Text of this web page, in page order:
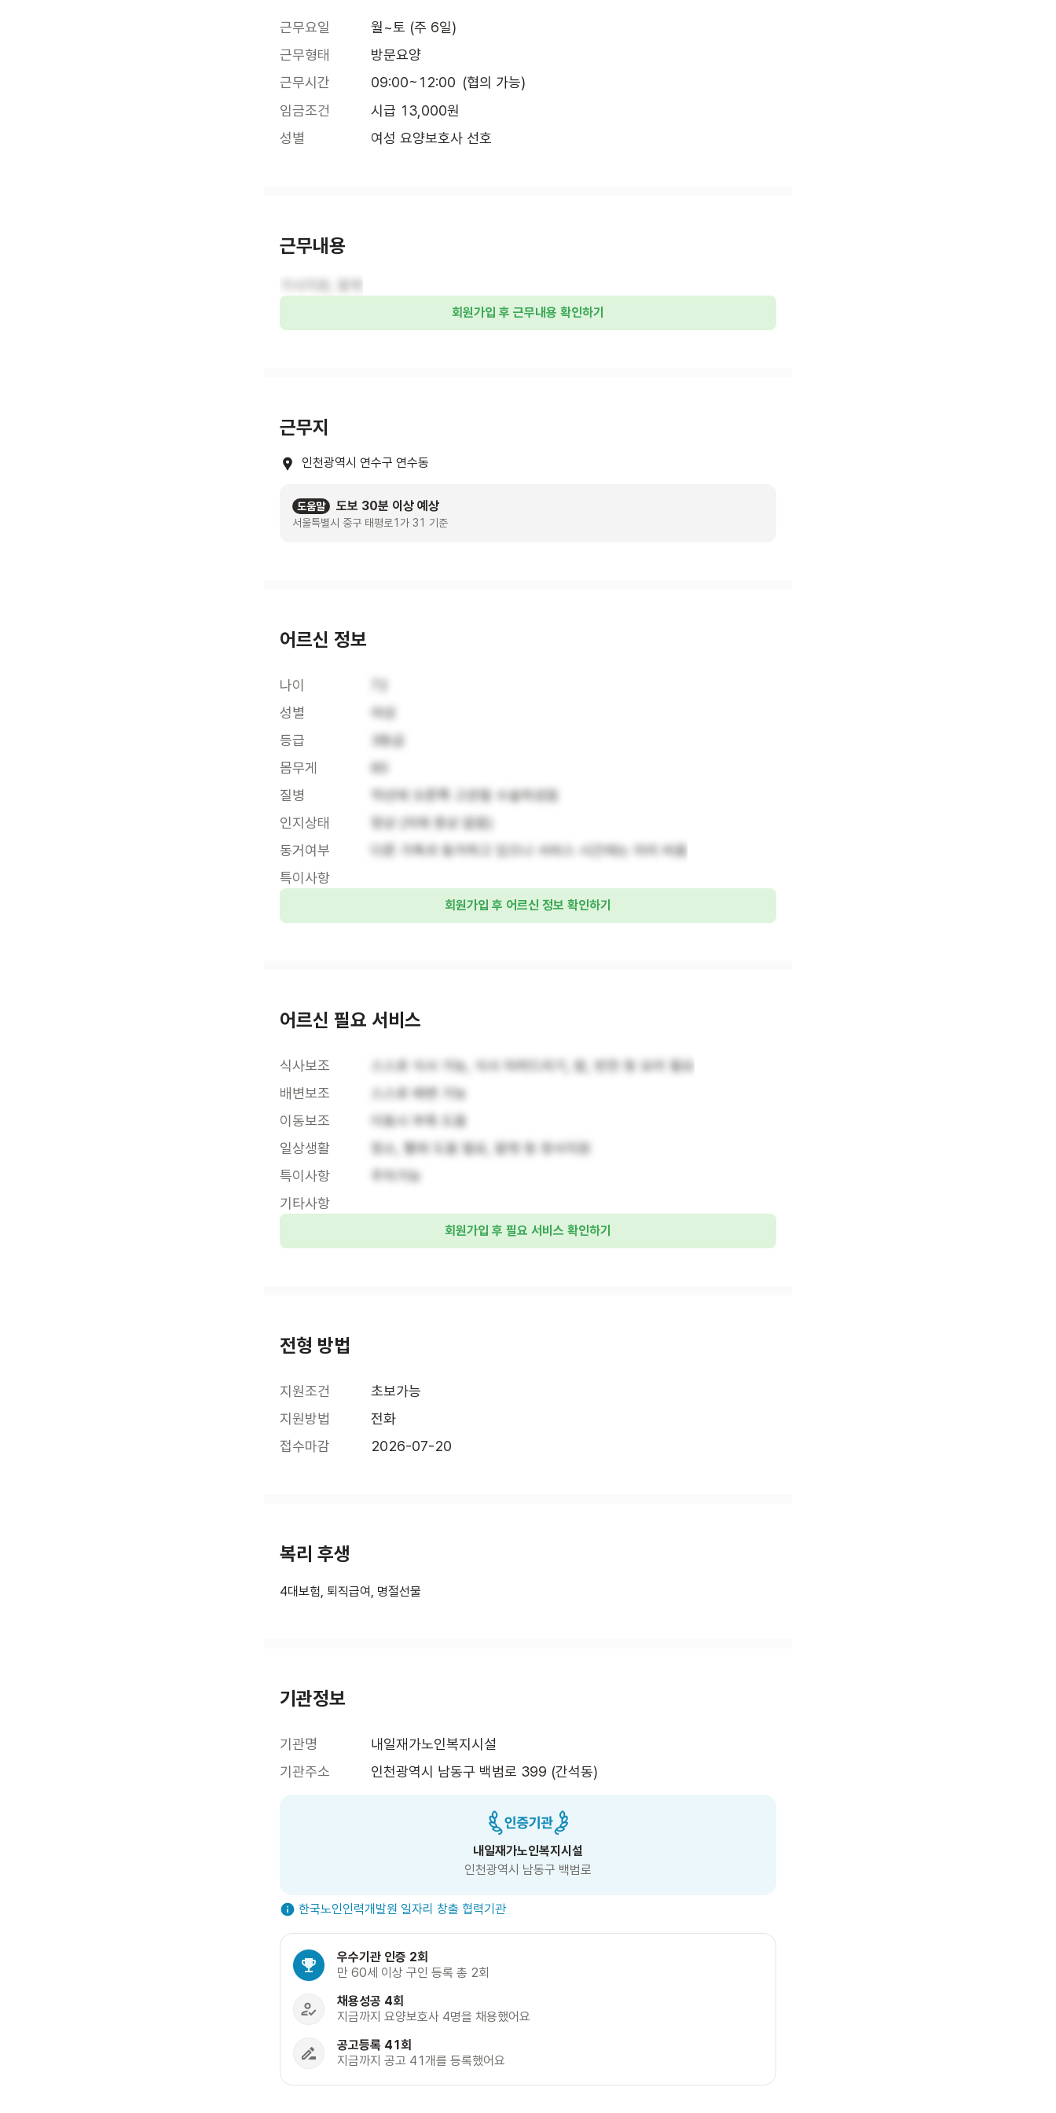
근무요일
월~토 (주 6일)
근무형태
방문요양
근무시간
09:00~12:00 (협의 가능)
임금조건
시급 13,000원
성별
여성 요양보호사 선호
근무내용
회원가입 후 근무내용 확인하기
근무지
인천광역시 연수구 연수동
도움말 도보 30분 이상 예상
서울특별시 중구 태평로1가 31 기준
어르신 정보
나이
성별
여성
등급
3등급
몸무게
60
질병
작년에 오른쪽 고관절 수술하셨음
인지상태
정상 (치매 증상 없음)
동거여부
다른 가족과 동거하고 있으나 서비스 시간에는 자리 비움
특이사항
회원가입 후 어르신 정보 확인하기
어르신 필요 서비스
식사보조
스스로 식사 가능, 식사 차려드리기, 밥, 반찬 등 요리 필요
배변보조
스스로 배변 가능
이동보조
이동시 부축 도움
일상생활
청소, 빨래 도움 필요, 말벗 등 정서지원
특이사항
주차가능
기타사항
회원가입 후 필요 서비스 확인하기
전형 방법
지원조건
초보가능
지원방법
전화
접수마감
2026-07-20
복리 후생
4대보험, 퇴직급여, 명절선물
기관정보
기관명
내일재가노인복지시설
기관주소
인천광역시 남동구 백범로 399 (간석동)
내일재가노인복지시설
인천광역시 남동구 백범로
한국노인인력개발원 일자리 창출 협력기관
우수기관 인증 2회
만 60세 이상 구인 등록 총 2회
채용성공 4회
지금까지 요양보호사 4명을 채용했어요
공고등록 41회
지금까지 공고 41개를 등록했어요